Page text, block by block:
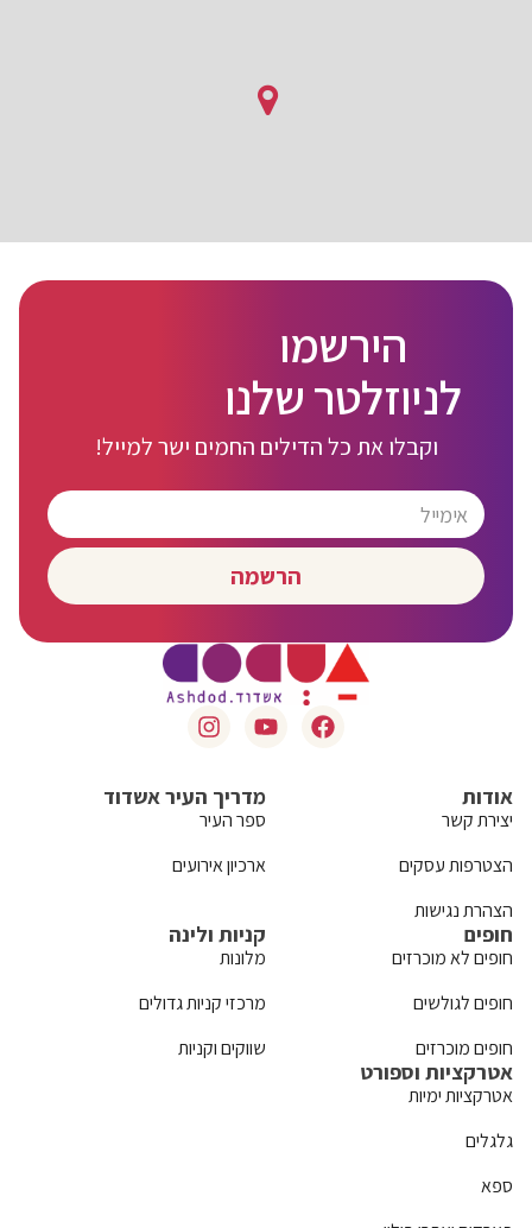
הירשמו
לניוזלטר שלנו
וקבלו את כל הדילים החמים ישר למייל!
הרשמה
אודות
יצירת קשר
הצטרפות עסקים
הצהרת נגישות
מדריך העיר אשדוד
ספר העיר
ארכיון אירועים
חופים
חופים לא מוכרזים
חופים לגולשים
חופים מוכרזים
קניות ולינה
מלונות
מרכזי קניות גדולים
שווקים וקניות
אטרקציות וספורט
אטרקציות ימיות
גלגלים
ספא